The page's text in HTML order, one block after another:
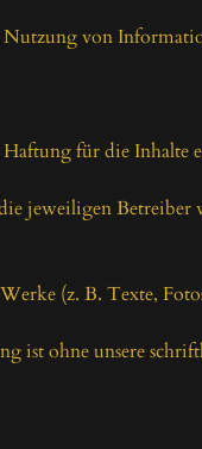
von
für die Inhalte
jeweiligen Betreiber
(z. B. Texte,
ist ohne unsere